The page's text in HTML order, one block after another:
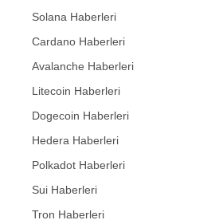
Solana Haberleri
Cardano Haberleri
Avalanche Haberleri
Litecoin Haberleri
Dogecoin Haberleri
Hedera Haberleri
Polkadot Haberleri
Sui Haberleri
Tron Haberleri